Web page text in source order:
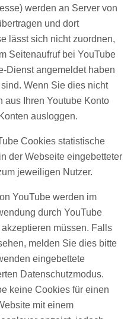
werden an Server von
und dort
lässt sich nicht zuordnen,
Seitenaufruf bei YouTube
Dienst angemeldet haben
Wenn Sie dies nicht
aus Ihren Youtube Konto
ausloggen.
Cookies statistische
der Webseite eingebetteter
jeweiligen Nutzer.
YouTube werden im
durch YouTube
müssen. Falls
melden Sie dies bitte
eingebettete
Datenschutzmodus.
keine Cookies für einen
mit einem